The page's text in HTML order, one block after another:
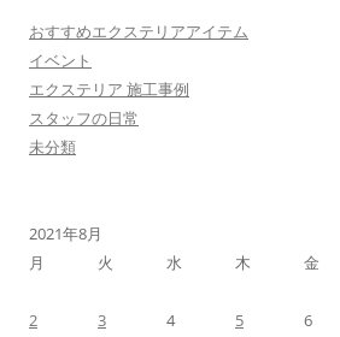
おすすめエクステリアアイテム
イベント
エクステリア 施工事例
スタッフの日常
未分類
2021年8月
月
火 水 木 金
2
3 4 5 6